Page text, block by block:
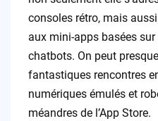
consoles rétro, mais
aux mini-apps basées
chatbots. On peut
fantastiques rencontres
numériques émulés et
méandres de l’App Store.